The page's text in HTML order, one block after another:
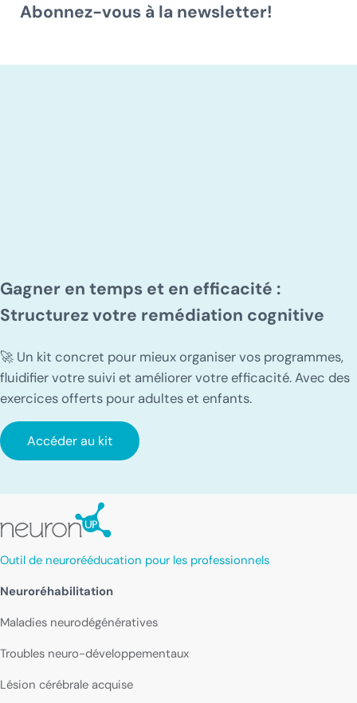
Abonnez-vous à la newsletter!
Gagner en temps et en efficacité :
Structurez votre remédiation cognitive
🚀 Un kit concret pour mieux organiser vos programmes,
fluidifier votre suivi et améliorer votre efficacité. Avec des
exercices offerts pour adultes et enfants.
Accéder au kit
Outil de neurorééducation pour les professionnels
Neuroréhabilitation
Maladies neurodégénératives
Troubles neuro-développementaux
Lésion cérébrale acquise